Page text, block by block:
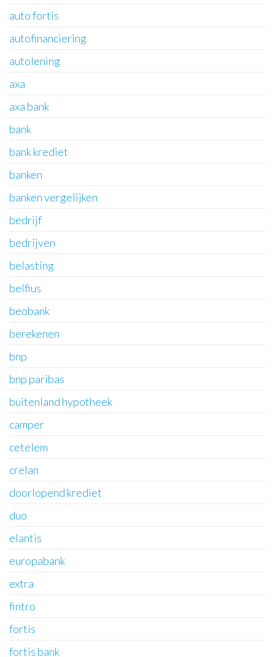
auto fortis
autofinanciering
autolening
axa
axa bank
bank
bank krediet
banken
banken vergelijken
bedrijf
bedrijven
belasting
belfius
beobank
berekenen
bnp
bnp paribas
buitenland hypotheek
camper
cetelem
crelan
doorlopend krediet
duo
elantis
europabank
extra
fintro
fortis
fortis bank